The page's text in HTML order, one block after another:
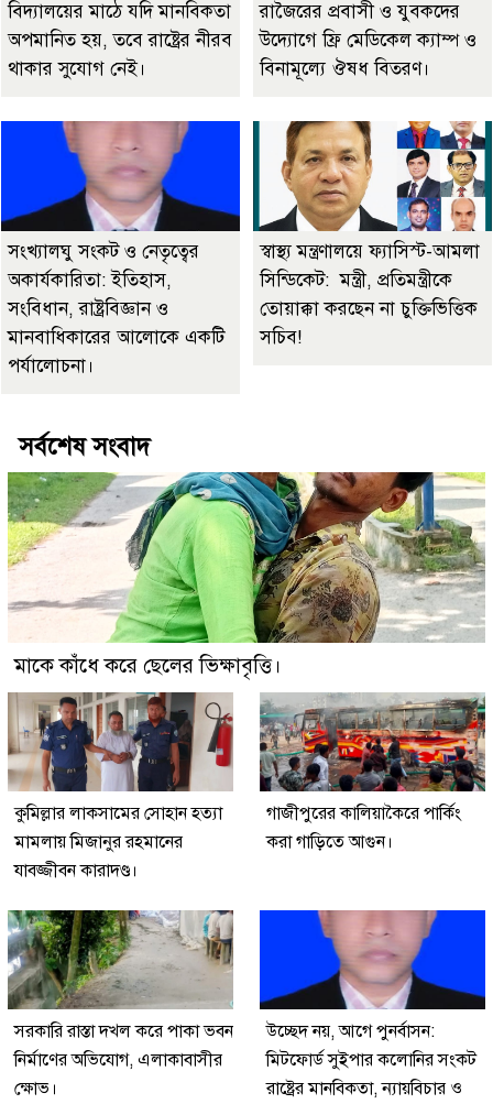
বিদ্যালয়ের মাঠে যদি মানবিকতা
অপমানিত হয়, তবে রাষ্ট্রের নীরব
থাকার সুযোগ নেই।
রাজৈরের‌ প্রবাসী ও যুবকদের
উদ্যোগে ফ্রি মেডিকেল ক্যাম্প ও
বিনামূল্যে ঔষধ বিতরণ।
সংখ্যালঘু সংকট ও নেতৃত্বের
অকার্যকারিতা: ইতিহাস,
সংবিধান, রাষ্ট্রবিজ্ঞান ও
মানবাধিকারের আলোকে একটি
পর্যালোচনা।
স্বাস্থ্য মন্ত্রণালয়ে ফ্যাসিস্ট-আমলা
সিন্ডিকেট: মন্ত্রী, প্রতিমন্ত্রীকে
তোয়াক্কা করছেন না চুক্তিভিত্তিক
সচিব!
সর্বশেষ সংবাদ
মাকে কাঁধে করে ছেলের ভিক্ষাবৃত্তি।
কুমিল্লার লাকসামের সোহান হত্যা
মামলায় মিজানুর রহমানের
যাবজ্জীবন কারাদণ্ড।
গাজীপুরের কালিয়াকৈরে পার্কিং
করা গাড়িতে আগুন।
সরকারি রাস্তা দখল করে পাকা ভবন
নির্মাণের অভিযোগ, এলাকাবাসীর
ক্ষোভ।
উচ্ছেদ নয়, আগে পুনর্বাসন:
মিটফোর্ড সুইপার কলোনির সংকট
রাষ্ট্রের মানবিকতা, ন্যায়বিচার ও